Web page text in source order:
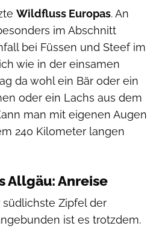
Wildfluss Europas. An
im Abschnitt
bei Füssen und Steef im
wie in der einsamen
da wohl ein Bär oder ein
oder ein Lachs aus dem
man mit eigenen Augen
240 Kilometer langen
Allgäu: Anreise
südlichste Zipfel der
ist es trotzdem.